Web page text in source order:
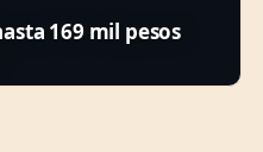
169 mil pesos